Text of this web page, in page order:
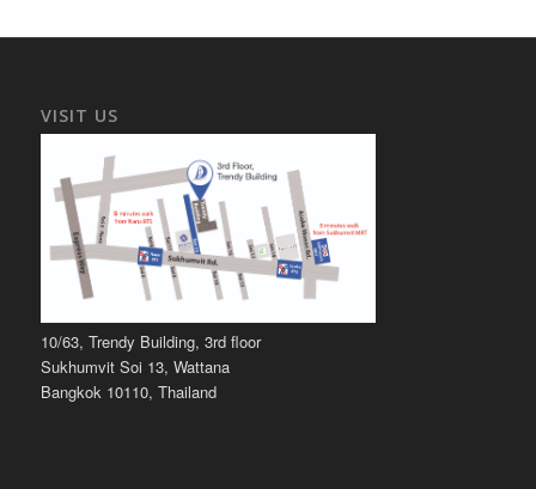
VISIT US
10/63, Trendy Building, 3rd floor
Sukhumvit Soi 13, Wattana
Bangkok 10110, Thailand